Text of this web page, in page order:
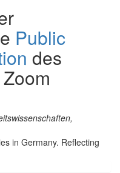
Public
des
in Germany. Reflecting